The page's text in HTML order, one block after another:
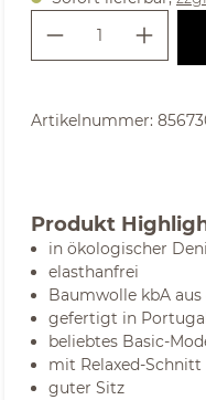
Produkt
Artikelnummer:
Produkt
in ökologischer
elasthanfrei
Baumwolle kbA aus
gefertigt in
beliebtes Basic-
mit Relaxed-Schnitt
guter Sitz